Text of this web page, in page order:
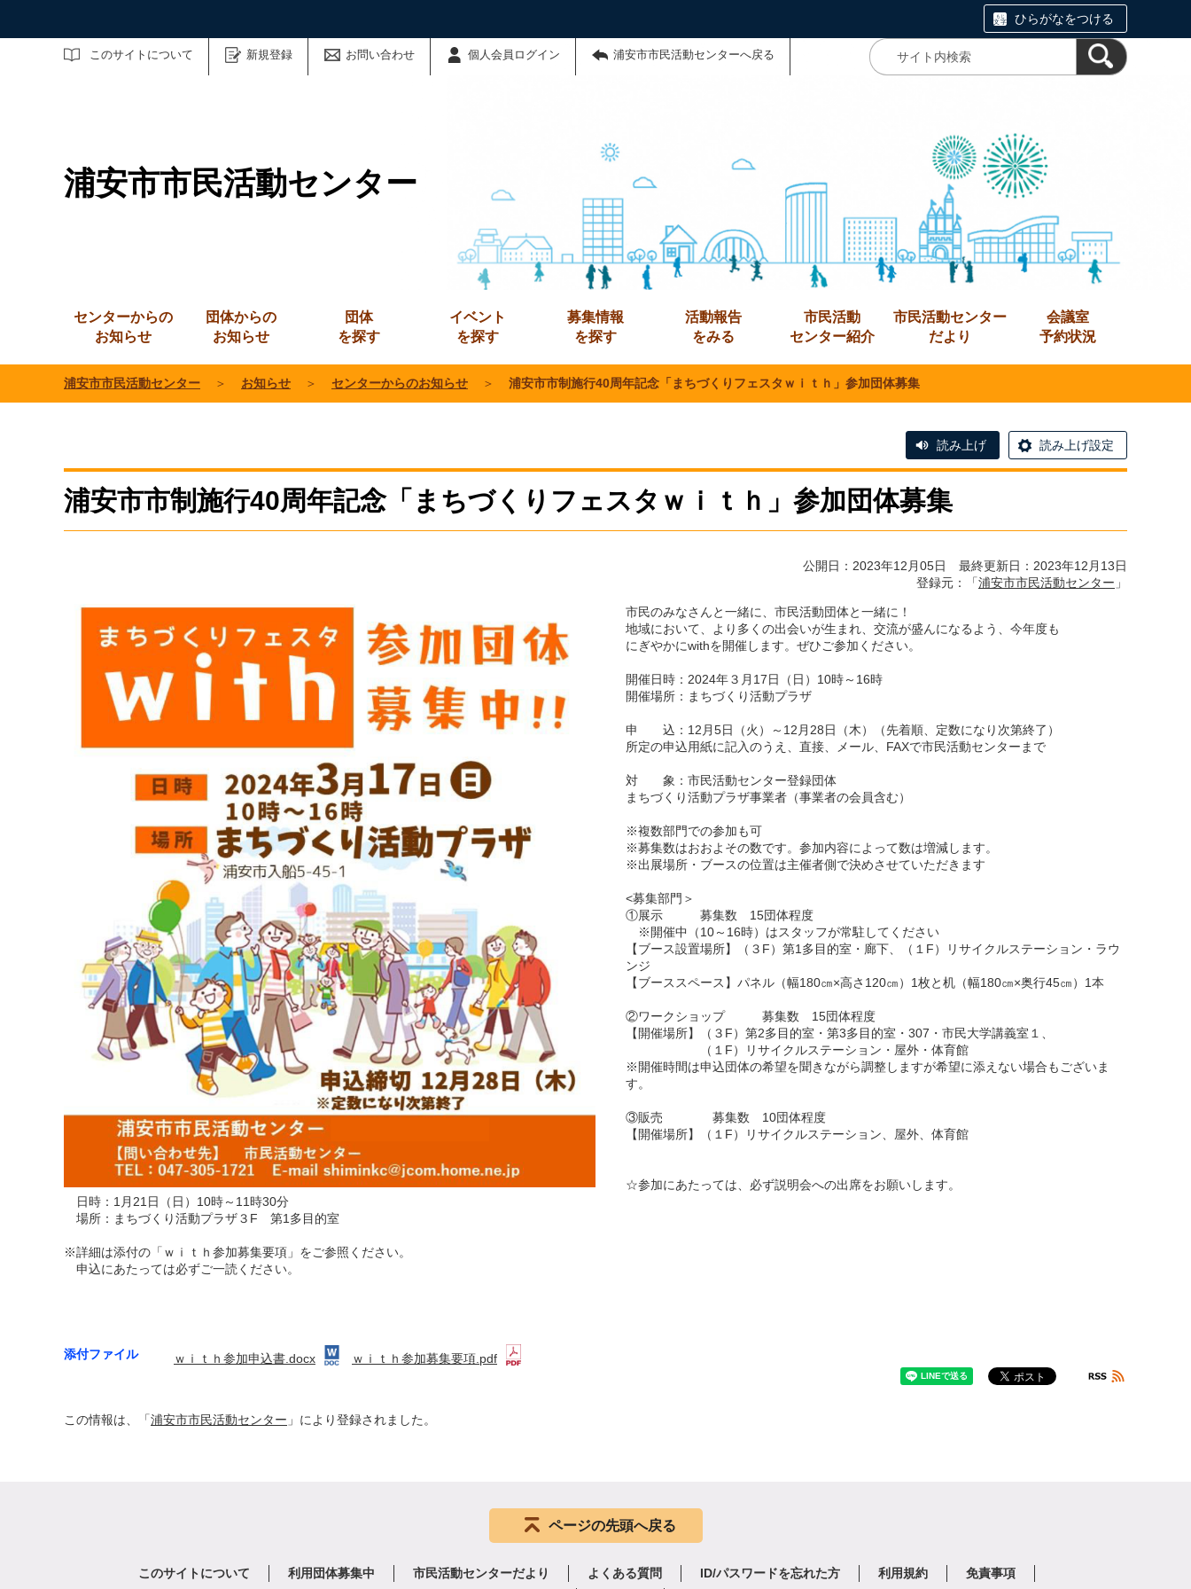
ひらがなをつける
このサイトについて 新規登録 お問い合わせ 個人会員ログイン 浦安市市民活動センターへ戻る
サイト内検索
浦安市市民活動センター
センターからの
お知らせ
団体からの
お知らせ
団体
を探す
イベント
を探す
募集情報
を探す
活動報告
をみる
市民活動
センター紹介
市民活動センター
だより
会議室
予約状況
浦安市市民活動センター ＞ お知らせ ＞ センターからのお知らせ ＞ 浦安市市制施行40周年記念「まちづくりフェスタｗｉｔｈ」参加団体募集
読み上げ 読み上げ設定
浦安市市制施行40周年記念「まちづくりフェスタｗｉｔｈ」参加団体募集
公開日：2023年12月05日 最終更新日：2023年12月13日
登録元：「浦安市市民活動センター 」
市民のみなさんと一緒に、市民活動団体と一緒に！
地域において、より多くの出会いが生まれ、交流が盛んになるよう、今年度も
にぎやかにwithを開催します。ぜひご参加ください。
開催日時：2024年３月17日（日）10時～16時
開催場所：まちづくり活動プラザ
申 込：12月5日（火）～12月28日（木）（先着順、定数になり次第終了）
所定の申込用紙に記入のうえ、直接、メール、FAXで市民活動センターまで
対 象：市民活動センター登録団体
まちづくり活動プラザ事業者（事業者の会員含む）
※複数部門での参加も可
※募集数はおおよその数です。参加内容によって数は増減します。
※出展場所・ブースの位置は主催者側で決めさせていただきます
<募集部門＞
①展示 募集数 15団体程度
※開催中（10～16時）はスタッフが常駐してください
【ブース設置場所】（３F）第1多目的室・廊下、（１F）リサイクルステーション・ラウ
ンジ
【ブーススペース】パネル（幅180㎝×高さ120㎝）1枚と机（幅180㎝×奥行45㎝）1本
②ワークショップ 募集数 15団体程度
【開催場所】（３F）第2多目的室・第3多目的室・307・市民大学講義室１、
（１F）リサイクルステーション・屋外・体育館
※開催時間は申込団体の希望を聞きながら調整しますが希望に添えない場合もございま
す。
③販売 募集数 10団体程度
【開催場所】（１F）リサイクルステーション、屋外、体育館
☆参加にあたっては、必ず説明会への出席をお願いします。
日時：1月21日（日）10時～11時30分
場所：まちづくり活動プラザ３F 第1多目的室
※詳細は添付の「ｗｉｔｈ参加募集要項」をご参照ください。
申込にあたっては必ずご一読ください。
添付ファイル ｗｉｔｈ参加申込書.docx ｗｉｔｈ参加募集要項.pdf
この情報は、「浦安市市民活動センター 」により登録されました。
ページの先頭へ戻る
このサイトについて 利用団体募集中 市民活動センターだより よくある質問 ID/パスワードを忘れた方 利用規約
免責事項